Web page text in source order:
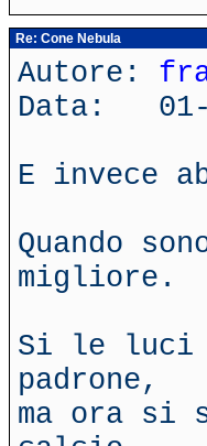
Re: Cone Nebula
Autore:
Data: 01-
E invece
Quando
migliore.
Si le luci
padrone,
ma ora si